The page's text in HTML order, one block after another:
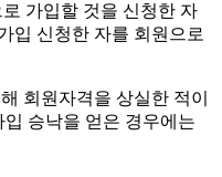
가입할 것을 신청한 자
입 신청한 자를 회원으로
회원자격을 상실한 적이
입 승낙을 얻은 경우에는